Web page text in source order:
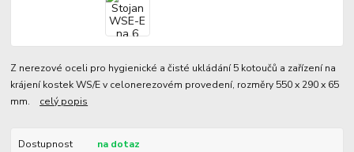
Z nerezové oceli pro hygienické a čisté ukládání 5 kotoučů a zařízení na
krájení kostek WS/E v celonerezovém provedení, rozměry 550 x 290 x 65
mm. celý popis
Dostupnost na dotaz